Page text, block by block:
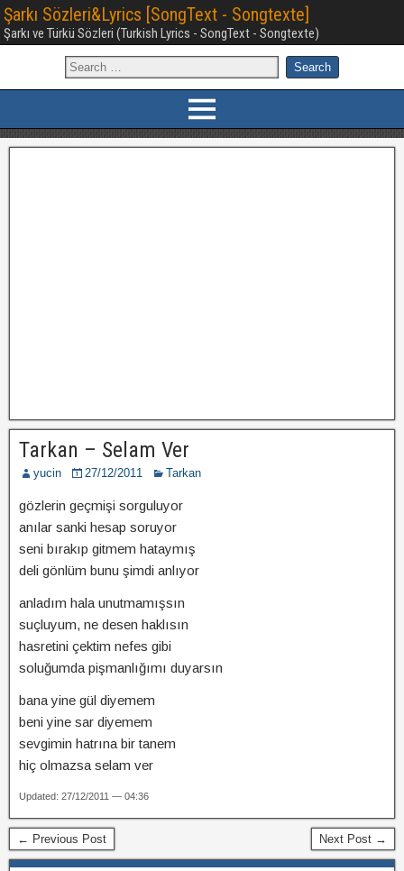
Şarkı Sözleri&Lyrics [SongText - Songtexte]
Şarkı ve Türkü Sözleri (Turkish Lyrics - SongText - Songtexte)
Tarkan – Selam Ver
yucin 27/12/2011 Tarkan
gözlerin geçmişi sorguluyor
anılar sanki hesap soruyor
seni bırakıp gitmem hataymış
deli gönlüm bunu şimdi anlıyor
anladım hala unutmamışsın
suçluyum, ne desen haklısın
hasretini çektim nefes gibi
soluğumda pişmanlığımı duyarsın
bana yine gül diyemem
beni yine sar diyemem
sevgimin hatrına bir tanem
hiç olmazsa selam ver
Updated: 27/12/2011 — 04:36
← Previous Post Next Post →